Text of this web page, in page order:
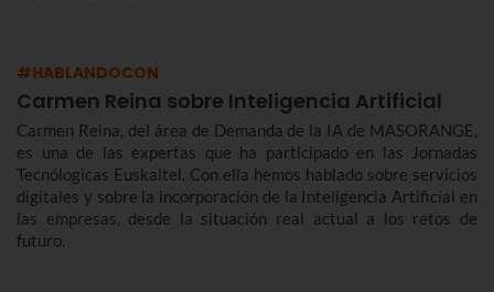
#HABLANDOCON
Carmen Reina sobre Inteligencia Artificial
Carmen Reina, del área de Demanda de la IA de MASORANGE,
es una de las expertas que ha participado en las Jornadas
Tecnólogicas Euskaltel. Con ella hemos hablado sobre servicios
digitales y sobre la incorporación de la Inteligencia Artificial en
las empresas, desde la situación real actual a los retos de
futuro.